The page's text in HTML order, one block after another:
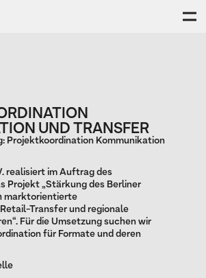
UND TRANSFER
Projektkoordination Kommunikation
realisiert im Auftrag des
Projekt „Stärkung des Berliner
marktorientierte
Transfer und regionale
Für die Umsetzung suchen wir
für Formate und deren